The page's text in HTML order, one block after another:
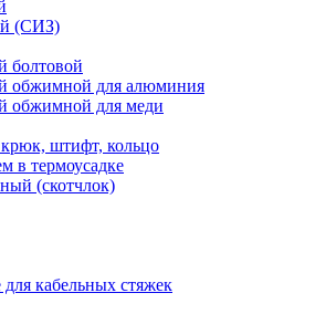
(СИЗ)
болтовой
обжимной для алюминия
обжимной для меди
штифт, кольцо
в термоусадке
(скотчлок)
кабельных стяжек